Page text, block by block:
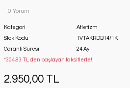
0 Yorum
Kategori
Atletizm
Stok Kodu
1VTAKRDB14/1K
Garanti Süresi
24 Ay
*304,83 TL den başlayan taksitlerle!!
2.950,00 TL